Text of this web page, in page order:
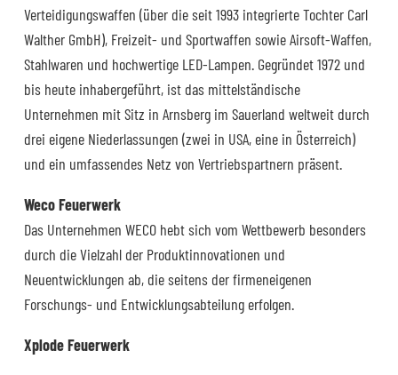
Verteidigungswaffen (über die seit 1993 integrierte Tochter Carl
Walther GmbH), Freizeit- und Sportwaffen sowie Airsoft-Waffen,
Stahlwaren und hochwertige LED-Lampen. Gegründet 1972 und
bis heute inhabergeführt, ist das mittelständische
Unternehmen mit Sitz in Arnsberg im Sauerland weltweit durch
drei eigene Niederlassungen (zwei in USA, eine in Österreich)
und ein umfassendes Netz von Vertriebspartnern präsent.
Weco Feuerwerk
Das Unternehmen WECO hebt sich vom Wettbewerb besonders
durch die Vielzahl der Produktinnovationen und
Neuentwicklungen ab, die seitens der firmeneigenen
Forschungs- und Entwicklungsabteilung erfolgen.
Xplode Feuerwerk